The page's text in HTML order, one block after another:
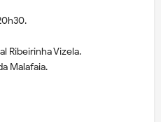
Ribeirinha Vizela.
Malafaia.